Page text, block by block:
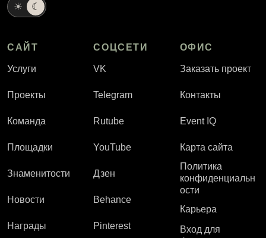
☀ ☾
САЙТ
Услуги
Проекты
Команда
Площадки
Знаменитости
Новости
Награды
СОЦСЕТИ
VK
Telegram
Rutube
YouTube
Дзен
Behance
Pinterest
ОФИС
Заказать проект
Контакты
Event IQ
Карта сайта
Политика
конфиденциальн
ости
Карьера
Вход для